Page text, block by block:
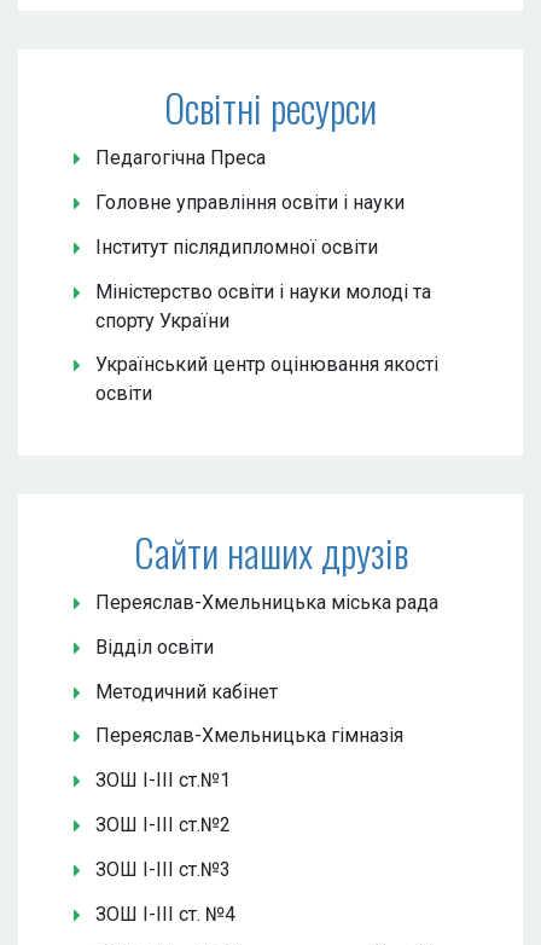
Освітні ресурси
Педагогічна Преса
Головне управління освіти і науки
Інститут післядипломної освіти
Міністерство освіти і науки молоді та
спорту України
Український центр оцінювання якості
освіти
Сайти наших друзів
Переяслав-Хмельницька міська рада
Відділ освіти
Методичний кабінет
Переяслав-Хмельницька гімназія
ЗОШ І-ІІІ ст.№1
ЗОШ І-ІІІ ст.№2
ЗОШ І-ІІІ ст.№3
ЗОШ І-ІІІ ст. №4